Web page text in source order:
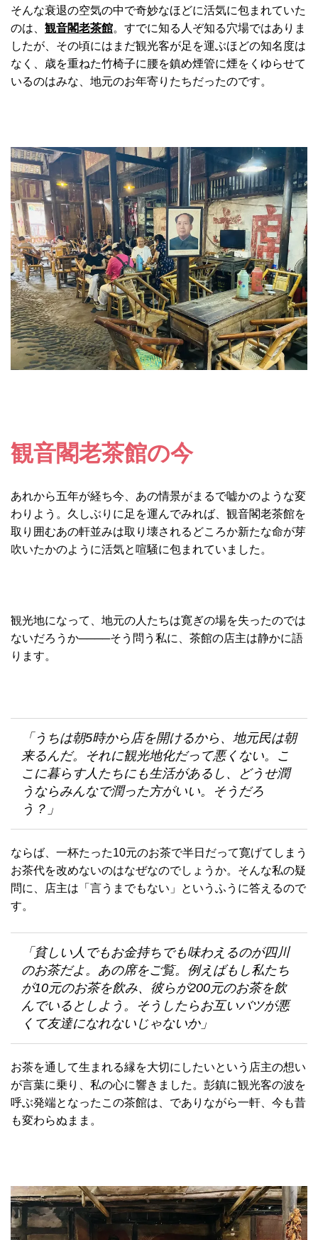
そんな衰退の空気の中で奇妙なほどに活気に包まれていた
のは、 観音閣老茶館。すでに知る人ぞ知る穴場ではありま
したが、その頃にはまだ観光客が足を運ぶほどの知名度は
なく、歳を重ねた竹椅子に腰を鎮め煙管に煙をくゆらせて
いるのはみな、地元のお年寄りたちだったのです。
観音閣老茶館の今
あれから五年が経ち今、あの情景がまるで嘘かのような変
わりよう。久しぶりに足を運んでみれば、観音閣老茶館を
取り囲むあの軒並みは取り壊されるどころか新たな命が芽
吹いたかのように活気と喧騒に包まれていました。
観光地になって、地元の人たちは寛ぎの場を失ったのでは
ないだろうか────そう問う私に、茶館の店主は静かに語
ります。
「うちは朝5時から店を開けるから、地元民は朝
来るんだ。それに観光地化だって悪くない。こ
こに暮らす人たちにも生活があるし、どうせ潤
うならみんなで潤った方がいい。そうだろ
う？」
ならば、一杯たった10元のお茶で半日だって寛げてしまう
お茶代を改めないのはなぜなのでしょうか。そんな私の疑
問に、店主は「言うまでもない」というふうに答えるので
す。
「貧しい人でもお金持ちでも味わえるのが四川
のお茶だよ。あの席をご覧。例えばもし私たち
が10元のお茶を飲み、彼らが200元のお茶を飲
んでいるとしよう。そうしたらお互いバツが悪
くて友達になれないじゃないか」
お茶を通して生まれる縁を大切にしたいという店主の想い
が言葉に乗り、私の心に響きました。彭鎮に観光客の波を
呼ぶ発端となったこの茶館は、でありながら一軒、今も昔
も変わらぬまま。